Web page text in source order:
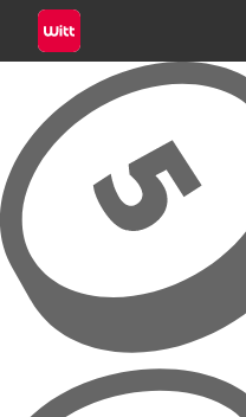
Přeskočit na hlavní obsah